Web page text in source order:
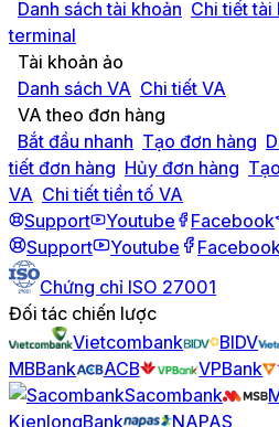
Danh sách tài khoản Chi tiết tài
terminal
Tài khoản ảo
Danh sách VA Chi tiết VA
VA theo đơn hàng
Bắt đầu nhanh Tạo đơn hàng
tiết đơn hàng Hủy đơn hàng
VA Chi tiết tiền tố VA
Support
Youtube Facebook
Support
Youtube
Chứng chỉ ISO 27001
Đối tác chiến lược
Vietcombank
BIDV
MBBank
ACB VPBank
Sacombank
KienlongBank
NAPAS